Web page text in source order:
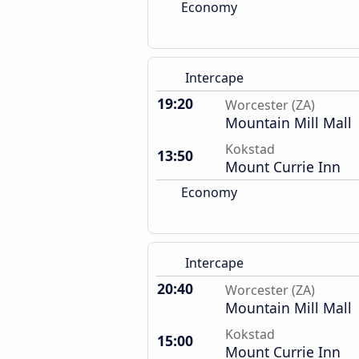
Economy
Intercape
19:20 Worcester (ZA)
Mountain Mill Mall
13:50
Kokstad
Mount Currie Inn
Economy
Intercape
20:40 Worcester (ZA)
Mountain Mill Mall
15:00
Kokstad
Mount Currie Inn